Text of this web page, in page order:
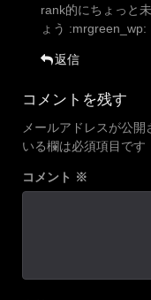
rank的にちょっと
ょう :mrgreen_wp:
返信
コメントを残す
メールアドレスが公開
いる欄は必須項目です
コメント ※